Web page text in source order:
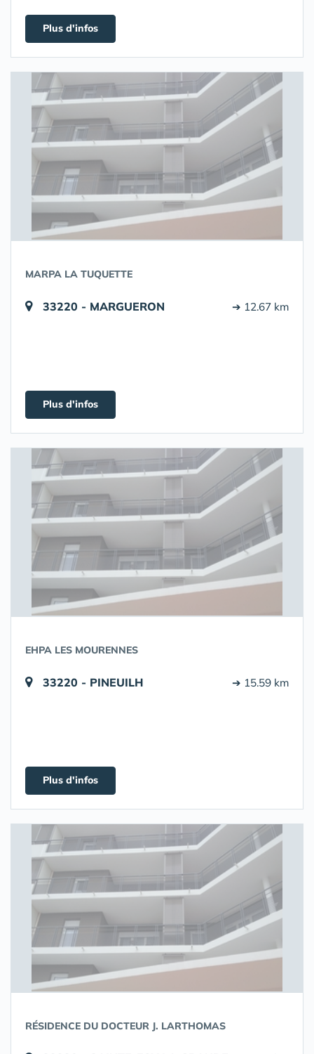
Plus d'infos
MARPA LA TUQUETTE
33220 - MARGUERON ➔ 12.67 km
Plus d'infos
EHPA LES MOURENNES
33220 - PINEUILH ➔ 15.59 km
Plus d'infos
RÉSIDENCE DU DOCTEUR J. LARTHOMAS